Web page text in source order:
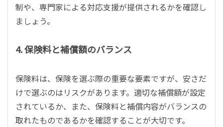
制や、専門家による対応支援が提供されるかを確認し
ましょう。
4. 保険料と補償額のバランス
保険料は、保険を選ぶ際の重要な要素ですが、安さだ
けで選ぶのはリスクがあります。適切な補償額が設定
されているか、また、保険料と補償内容がバランスの
取れたものであるかを確認することが大切です。